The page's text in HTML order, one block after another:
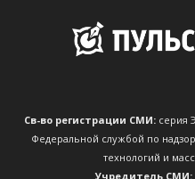
Св-во регистрации СМИ:серия
Федеральной службой по
технологий и
Учредитель СМИ: